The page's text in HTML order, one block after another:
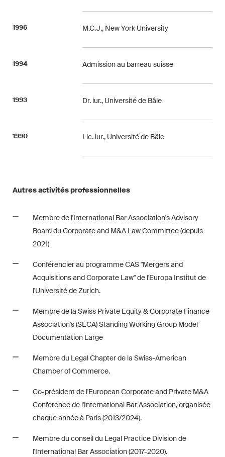
1996 M.C.J., New York University
1994 Admission au barreau suisse
1993 Dr. iur., Université de Bâle
1990 Lic. iur., Université de Bâle
Autres activités professionnelles
Membre de l'International Bar Association's Advisory
Board du Corporate and M&A Law Committee (depuis
2021)
Conférencier au programme CAS "Mergers and
Acquisitions and Corporate Law" de l'Europa Institut de
l'Université de Zurich.
Membre de la Swiss Private Equity & Corporate Finance
Association's (SECA) Standing Working Group Model
Documentation Large
Membre du Legal Chapter de la Swiss-American
Chamber of Commerce.
Co-président de l'European Corporate and Private M&A
Conference de l'International Bar Association, organisée
chaque année à Paris (2013/2024).
Membre du conseil du Legal Practice Division de
l'International Bar Association (2017-2020).